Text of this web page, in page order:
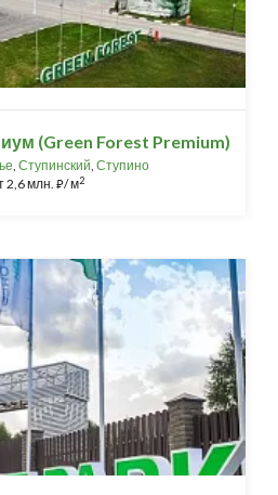
(Green Forest Premium)
, Ступинский, Ступино
2,6 млн. ⃏/ м2